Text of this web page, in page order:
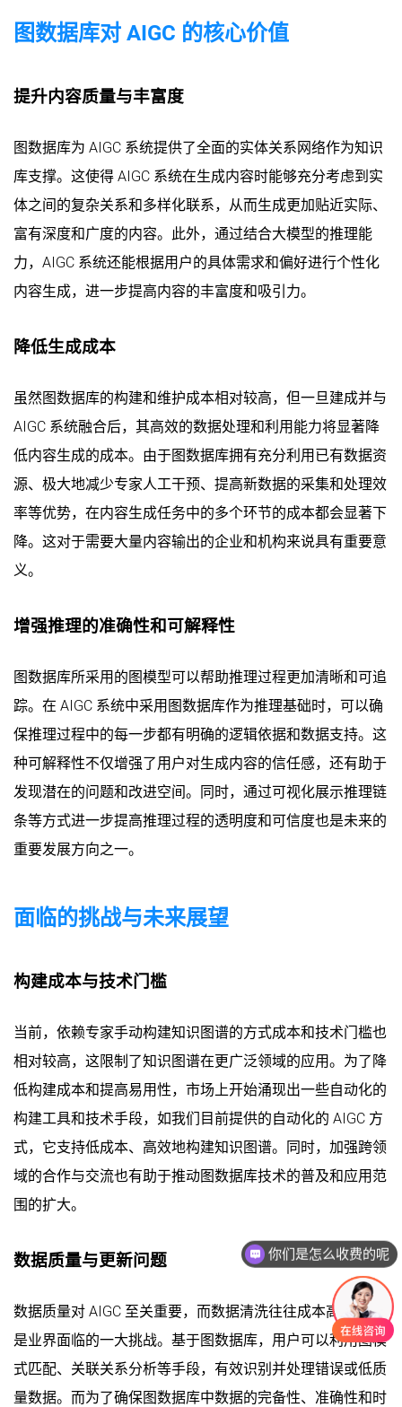
图数据库对 AIGC 的核心价值
提升内容质量与丰富度
图数据库为 AIGC 系统提供了全面的实体关系网络作为知识
库支撑。这使得 AIGC 系统在生成内容时能够充分考虑到实
体之间的复杂关系和多样化联系，从而生成更加贴近实际、
富有深度和广度的内容。此外，通过结合大模型的推理能
力，AIGC 系统还能根据用户的具体需求和偏好进行个性化
内容生成，进一步提高内容的丰富度和吸引力。
降低生成成本
虽然图数据库的构建和维护成本相对较高，但一旦建成并与
AIGC 系统融合后，其高效的数据处理和利用能力将显著降
低内容生成的成本。由于图数据库拥有充分利用已有数据资
源、极大地减少专家人工干预、提高新数据的采集和处理效
率等优势，在内容生成任务中的多个环节的成本都会显著下
降。这对于需要大量内容输出的企业和机构来说具有重要意
义。
增强推理的准确性和可解释性
图数据库所采用的图模型可以帮助推理过程更加清晰和可追
踪。在 AIGC 系统中采用图数据库作为推理基础时，可以确
保推理过程中的每一步都有明确的逻辑依据和数据支持。这
种可解释性不仅增强了用户对生成内容的信任感，还有助于
发现潜在的问题和改进空间。同时，通过可视化展示推理链
条等方式进一步提高推理过程的透明度和可信度也是未来的
重要发展方向之一。
面临的挑战与未来展望
构建成本与技术门槛
当前，依赖专家手动构建知识图谱的方式成本和技术门槛也
相对较高，这限制了知识图谱在更广泛领域的应用。为了降
低构建成本和提高易用性，市场上开始涌现出一些自动化的
构建工具和技术手段，如我们目前提供的自动化的 AIGC 方
式，它支持低成本、高效地构建知识图谱。同时，加强跨领
域的合作与交流也有助于推动图数据库技术的普及和应用范
围的扩大。
数据质量与更新问题
数据质量对 AIGC 至关重要，而数据清洗往往成本高昂，这
是业界面临的一大挑战。基于图数据库，用户可以利用图模
式匹配、关联关系分析等手段，有效识别并处理错误或低质
量数据。而为了确保图数据库中数据的完备性、准确性和时
你们是怎么收费的呢